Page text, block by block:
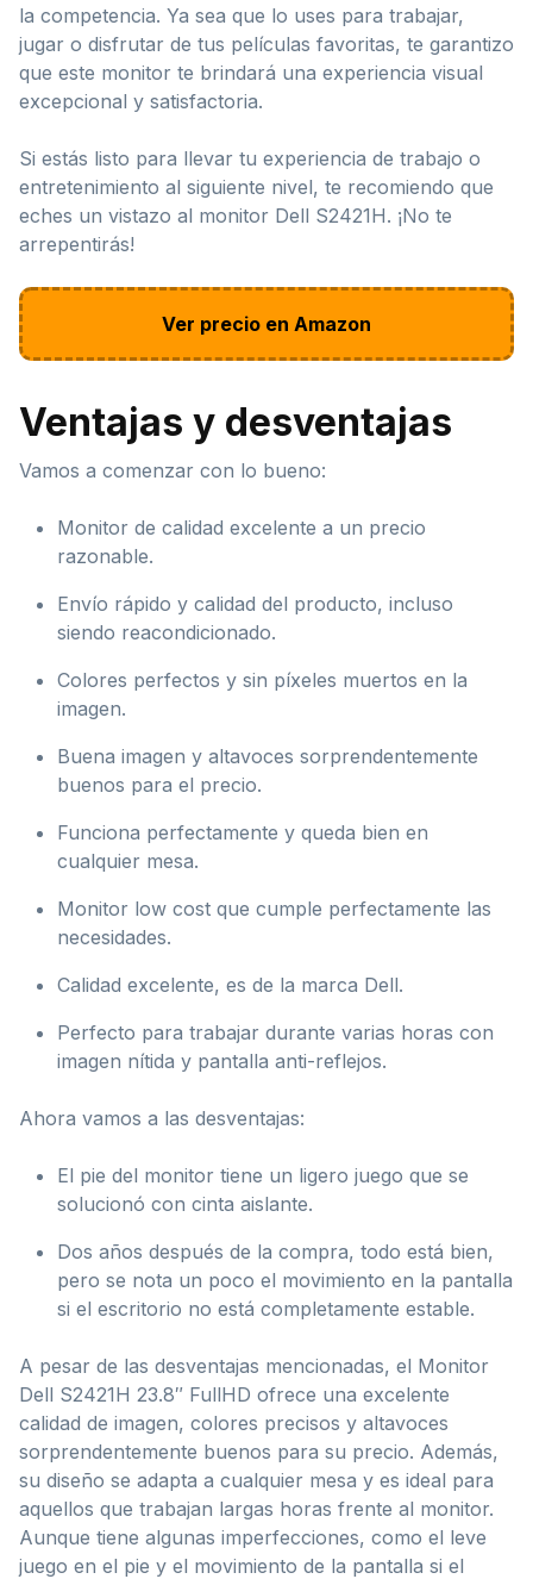
la competencia. Ya sea que lo uses para trabajar,
jugar o disfrutar de tus películas favoritas, te garantizo
que este monitor te brindará una experiencia visual
excepcional y satisfactoria.
Si estás listo para llevar tu experiencia de trabajo o
entretenimiento al siguiente nivel, te recomiendo que
eches un vistazo al monitor Dell S2421H. ¡No te
arrepentirás!
Ver precio en Amazon
Ventajas y desventajas
Vamos a comenzar con lo bueno:
Monitor de calidad excelente a un precio
razonable.
Envío rápido y calidad del producto, incluso
siendo reacondicionado.
Colores perfectos y sin píxeles muertos en la
imagen.
Buena imagen y altavoces sorprendentemente
buenos para el precio.
Funciona perfectamente y queda bien en
cualquier mesa.
Monitor low cost que cumple perfectamente las
necesidades.
Calidad excelente, es de la marca Dell.
Perfecto para trabajar durante varias horas con
imagen nítida y pantalla anti-reflejos.
Ahora vamos a las desventajas:
El pie del monitor tiene un ligero juego que se
solucionó con cinta aislante.
Dos años después de la compra, todo está bien,
pero se nota un poco el movimiento en la pantalla
si el escritorio no está completamente estable.
A pesar de las desventajas mencionadas, el Monitor
Dell S2421H 23.8″ FullHD ofrece una excelente
calidad de imagen, colores precisos y altavoces
sorprendentemente buenos para su precio. Además,
su diseño se adapta a cualquier mesa y es ideal para
aquellos que trabajan largas horas frente al monitor.
Aunque tiene algunas imperfecciones, como el leve
juego en el pie y el movimiento de la pantalla si el